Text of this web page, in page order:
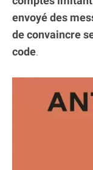
envoyé des
de convaincre
code.